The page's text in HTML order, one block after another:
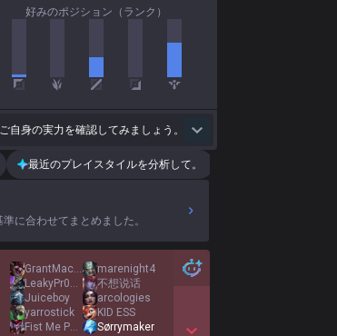
好みのポジション（ランク）
自身の実力を確認してみましょう。
最近のプレイスタイルを分析して。
に合わせてまとめました。
GrantMacDonald
LeakyPr0stateL9
Juiceboy
yarrostick
Fist Me Padre
marenight4
不想说话
arcologies
KID ESS
Sørrymaker